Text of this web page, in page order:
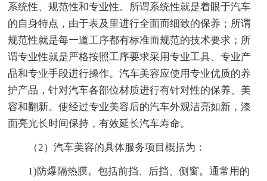
系统性、规范性和专业性。所谓系统性就是着眼于汽车
的自身特点，由于表及里进行全面而细致的保养；所谓
规范性就是每一道工序都有标准而规范的技术要求；所
谓专业性就是严格按照工序要求采用专业工具、专业产
品和专业手段进行操作。汽车美容应使用专业优质的养
护产品，针对汽车各部位材质进行有针对性的保养、美
容和翻新。使经过专业美容后的汽车外观洁亮如新，漆
面亮光长时间保持，有效延长汽车寿命。
（2）汽车美容的具体服务项目概括为：
1)防爆隔热膜。包括前挡、后挡、侧窗。通常用的